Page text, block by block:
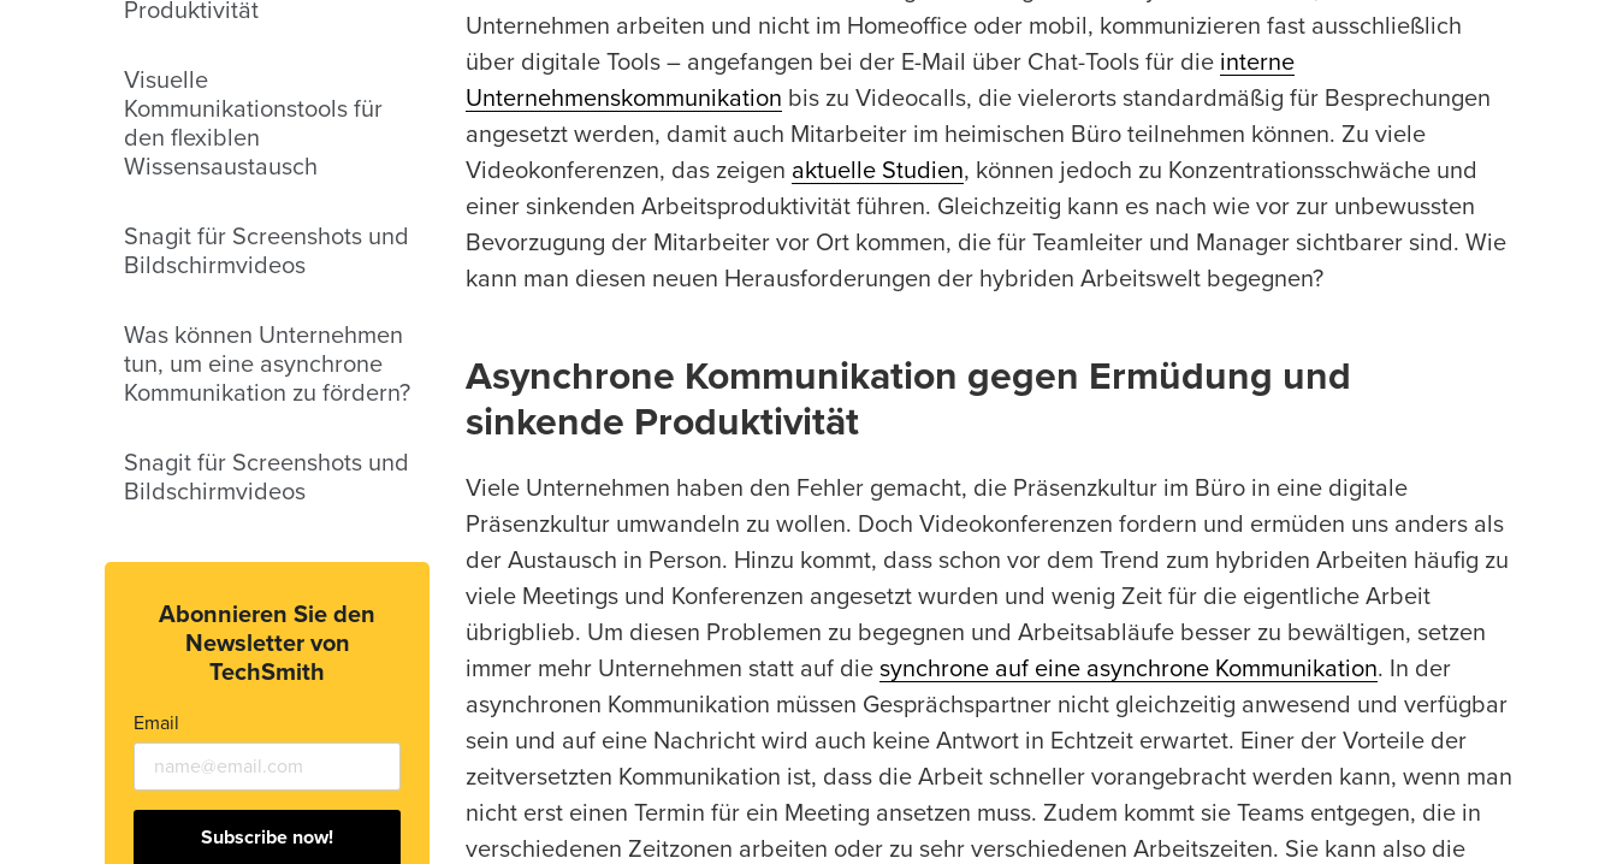
Produktivität
Visuelle
Kommunikationstools für
den flexiblen
Wissensaustausch
Snagit für Screenshots und
Bildschirmvideos
Was können Unternehmen
tun, um eine asynchrone
Kommunikation zu fördern?
Snagit für Screenshots und
Bildschirmvideos
Abonnieren Sie den
Newsletter von
TechSmith
Email
Subscribe now!
Unternehmen arbeiten und nicht im Homeoffice oder mobil, kommunizieren fast ausschließlich
über digitale Tools – angefangen bei der E-Mail über Chat-Tools für die interne
Unternehmenskommunikation bis zu Videocalls, die vielerorts standardmäßig für Besprechungen
angesetzt werden, damit auch Mitarbeiter im heimischen Büro teilnehmen können. Zu viele
Videokonferenzen, das zeigen aktuelle Studien, können jedoch zu Konzentrationsschwäche und
einer sinkenden Arbeitsproduktivität führen. Gleichzeitig kann es nach wie vor zur unbewussten
Bevorzugung der Mitarbeiter vor Ort kommen, die für Teamleiter und Manager sichtbarer sind. Wie
kann man diesen neuen Herausforderungen der hybriden Arbeitswelt begegnen?
Asynchrone Kommunikation gegen Ermüdung und
sinkende Produktivität
Viele Unternehmen haben den Fehler gemacht, die Präsenzkultur im Büro in eine digitale
Präsenzkultur umwandeln zu wollen. Doch Videokonferenzen fordern und ermüden uns anders als
der Austausch in Person. Hinzu kommt, dass schon vor dem Trend zum hybriden Arbeiten häufig zu
viele Meetings und Konferenzen angesetzt wurden und wenig Zeit für die eigentliche Arbeit
übrigblieb. Um diesen Problemen zu begegnen und Arbeitsabläufe besser zu bewältigen, setzen
immer mehr Unternehmen statt auf die synchrone auf eine asynchrone Kommunikation. In der
asynchronen Kommunikation müssen Gesprächspartner nicht gleichzeitig anwesend und verfügbar
sein und auf eine Nachricht wird auch keine Antwort in Echtzeit erwartet. Einer der Vorteile der
zeitversetzten Kommunikation ist, dass die Arbeit schneller vorangebracht werden kann, wenn man
nicht erst einen Termin für ein Meeting ansetzen muss. Zudem kommt sie Teams entgegen, die in
verschiedenen Zeitzonen arbeiten oder zu sehr verschiedenen Arbeitszeiten. Sie kann also die